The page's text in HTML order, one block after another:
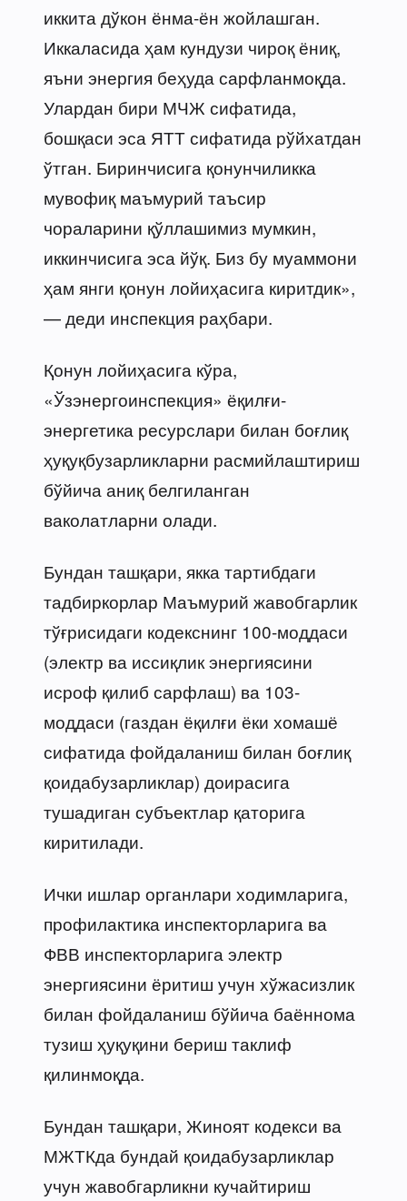
иккита дўкон ёнма-ён жойлашган.
Иккаласида ҳам кундузи чироқ ёниқ,
яъни энергия беҳуда сарфланмоқда.
Улардан бири МЧЖ сифатида,
бошқаси эса ЯТТ сифатида рўйхатдан
ўтган. Биринчисига қонунчиликка
мувофиқ маъмурий таъсир
чораларини қўллашимиз мумкин,
иккинчисига эса йўқ. Биз бу муаммони
ҳам янги қонун лойиҳасига киритдик»,
— деди инспекция раҳбари.
Қонун лойиҳасига кўра,
«Ўзэнергоинспекция» ёқилғи-
энергетика ресурслари билан боғлиқ
ҳуқуқбузарликларни расмийлаштириш
бўйича аниқ белгиланган
ваколатларни олади.
Бундан ташқари, якка тартибдаги
тадбиркорлар Маъмурий жавобгарлик
тўғрисидаги кодекснинг 100-моддаси
(электр ва иссиқлик энергиясини
исроф қилиб сарфлаш) ва 103-
моддаси (газдан ёқилғи ёки хомашё
сифатида фойдаланиш билан боғлиқ
қоидабузарликлар) доирасига
тушадиган субъектлар қаторига
киритилади.
Ички ишлар органлари ходимларига,
профилактика инспекторларига ва
ФВВ инспекторларига электр
энергиясини ёритиш учун хўжасизлик
билан фойдаланиш бўйича баённома
тузиш ҳуқуқини бериш таклиф
қилинмоқда.
Бундан ташқари, Жиноят кодекси ва
МЖТКда бундай қоидабузарликлар
учун жавобгарликни кучайтириш